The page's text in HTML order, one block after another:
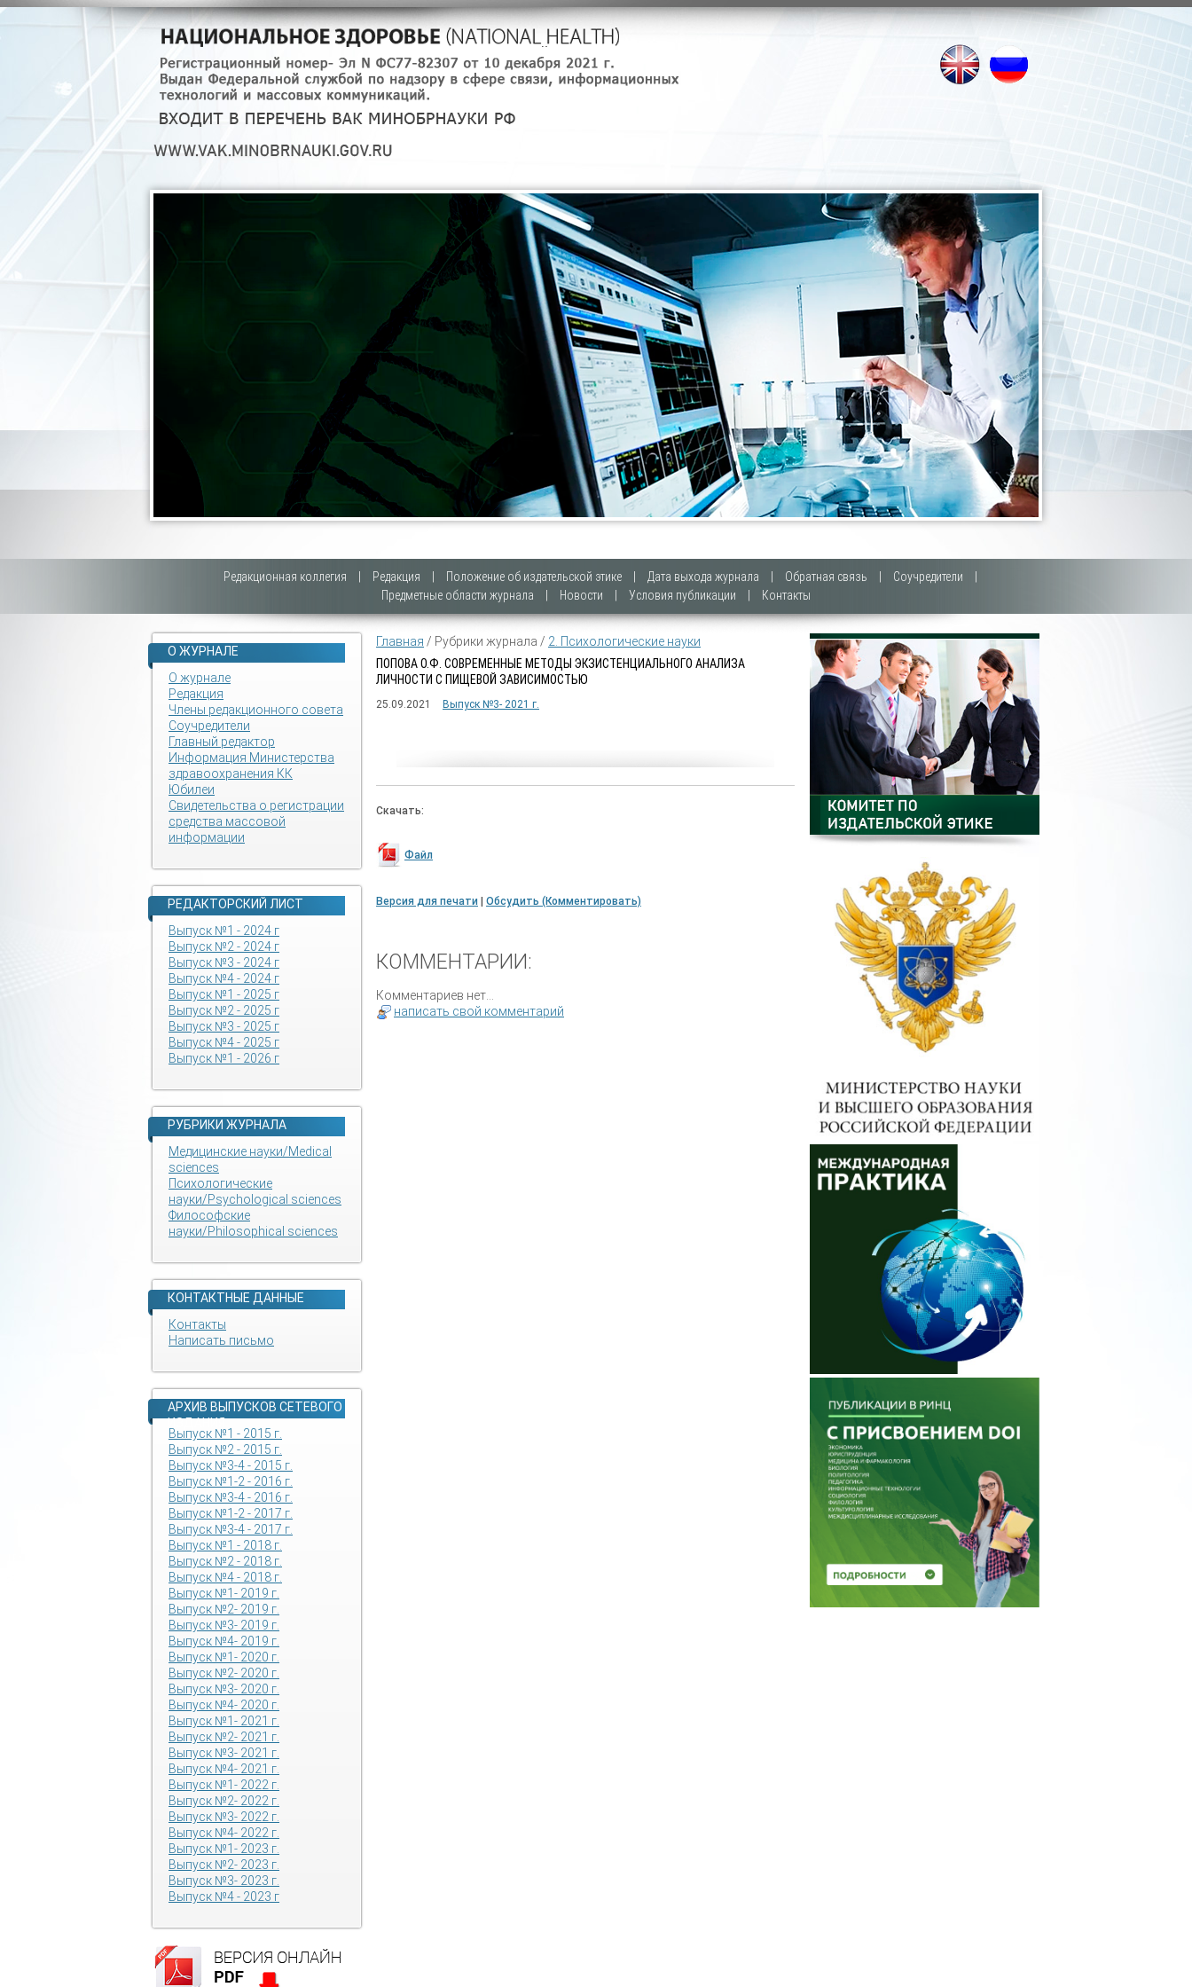
Редакционная коллегия Редакция Положение об издательской этике Дата выхода журнала Обратная связь Соучредители
Предметные области журнала
Новости Условия публикации Контакты
О ЖУРНАЛЕ
О журнале
Редакция
Члены редакционного совета
Соучредители
Главный редактор
Информация Министерства
здравоохранения КК
Юбилеи
Свидетельства о регистрации
средства массовой
информации
РЕДАКТОРСКИЙ ЛИСТ
Выпуск №1 - 2024 г
Выпуск №2 - 2024 г
Выпуск №3 - 2024 г
Выпуск №4 - 2024 г
Выпуск №1 - 2025 г
Выпуск №2 - 2025 г
Выпуск №3 - 2025 г
Выпуск №4 - 2025 г
Выпуск №1 - 2026 г
РУБРИКИ ЖУРНАЛА
Медицинские науки/Medical
sciences
Психологические
науки/Psychological sciences
Философские
науки/Philosophical sciences
КОНТАКТНЫЕ ДАННЫЕ
Контакты
Написать письмо
АРХИВ ВЫПУСКОВ СЕТЕВОГО
ИЗДАНИЯ
Выпуск №1 - 2015 г.
Выпуск №2 - 2015 г.
Выпуск №3-4 - 2015 г.
Выпуск №1-2 - 2016 г.
Выпуск №3-4 - 2016 г.
Выпуск №1-2 - 2017 г.
Выпуск №3-4 - 2017 г.
Выпуск №1 - 2018 г.
Выпуск №2 - 2018 г.
Выпуск №4 - 2018 г.
Выпуск №1- 2019 г.
Выпуск №2- 2019 г.
Выпуск №3- 2019 г.
Выпуск №4- 2019 г.
Выпуск №1- 2020 г.
Выпуск №2- 2020 г.
Выпуск №3- 2020 г.
Выпуск №4- 2020 г.
Выпуск №1- 2021 г.
Выпуск №2- 2021 г.
Выпуск №3- 2021 г.
Выпуск №4- 2021 г.
Выпуск №1- 2022 г.
Выпуск №2- 2022 г.
Выпуск №3- 2022 г.
Выпуск №4- 2022 г.
Выпуск №1- 2023 г.
Выпуск №2- 2023 г.
Выпуск №3- 2023 г.
Выпуск №4 - 2023 г
Главная / Рубрики журнала / 2. Психологические науки
ПОПОВА О.Ф. СОВРЕМЕННЫЕ МЕТОДЫ ЭКЗИСТЕНЦИАЛЬНОГО АНАЛИЗА
ЛИЧНОСТИ С ПИЩЕВОЙ ЗАВИСИМОСТЬЮ
25.09.2021 Выпуск №3- 2021 г.
Скачать:
Файл
Версия для печати Обсудить (Комментировать)
КОММЕНТАРИИ:
Комментариев нет...
написать свой комментарий